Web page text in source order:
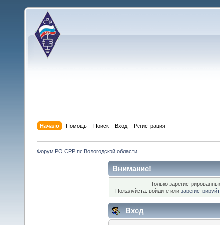
Начало Помощь Поиск Вход Регистрация
Форум РО СРР по Вологодской области
Внимание!
Только
Пожалуйста, войдите или
Вход